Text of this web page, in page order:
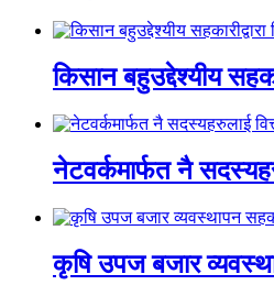
किसान बहुउद्देश्यीय
नेटवर्कमार्फत नै
कृषि उपज बजार